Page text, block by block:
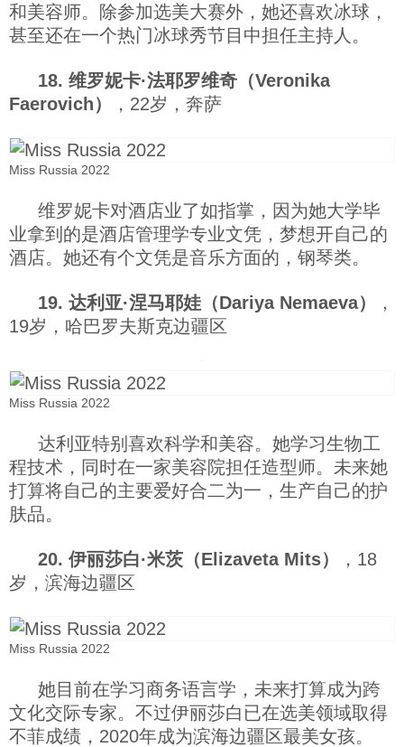
和美容师。除参加选美大赛外，她还喜欢冰球，
甚至还在一个热门冰球秀节目中担任主持人。
18. 维罗妮卡·法耶罗维奇（Veronika
Faerovich）
，22岁，奔萨
Miss Russia 2022
维罗妮卡对酒店业了如指掌，因为她大学毕
业拿到的是酒店管理学专业文凭，梦想开自己的
酒店。她还有个文凭是音乐方面的，钢琴类。
19. 达利亚·涅马耶娃（Dariya Nemaeva）
，
19岁，哈巴罗夫斯克边疆区
Miss Russia 2022
达利亚特别喜欢科学和美容。她学习生物工
程技术，同时在一家美容院担任造型师。未来她
打算将自己的主要爱好合二为一，生产自己的护
肤品。
20. 伊丽莎白·米茨（Elizaveta Mits）
，18
岁，滨海边疆区
Miss Russia 2022
她目前在学习商务语言学，未来打算成为跨
文化交际专家。不过伊丽莎白已在选美领域取得
不菲成绩，2020年成为滨海边疆区最美女孩。